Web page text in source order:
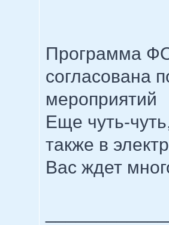
Программа
согласована
мероприятий
Еще чуть-
также в
Вас ждет